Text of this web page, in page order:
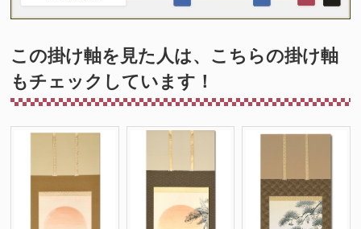
この掛け軸を見た人は、こちらの掛け軸
もチェックしています！